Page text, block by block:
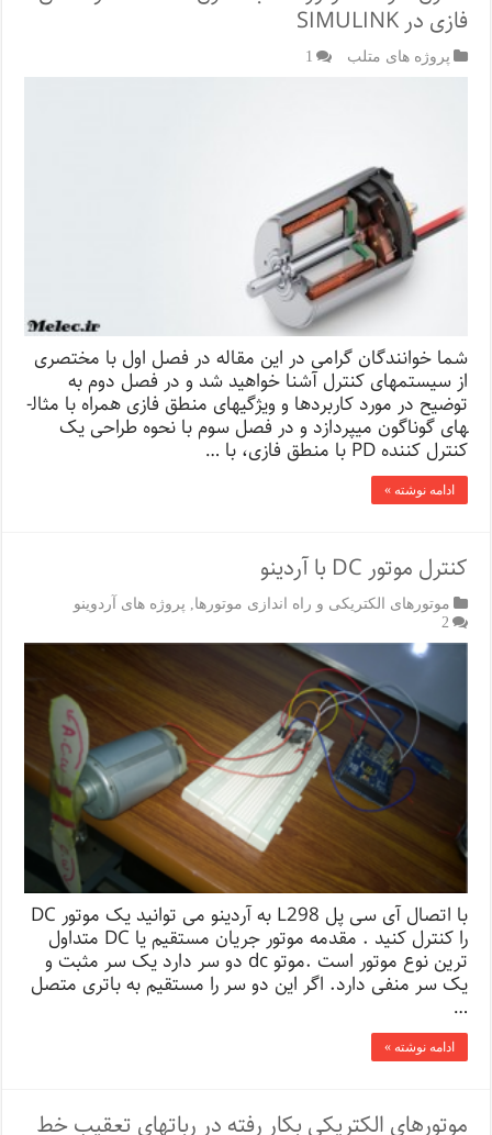
فازی در SIMULINK
پروژه های متلب 1
شما خوانندگان گرامی در این مقاله در فصل اول با مختصری
از سیستم­های کنترل آشنا خواهید شد و در فصل دوم به
توضیح در مورد کاربرد­ها و ویژگی­های منطق فازی همراه با مثال­
های گوناگون می­پردازد و در فصل سوم با نحوه طراحی یک
کنترل کننده PD با منطق فازی، با …
ادامه نوشته »
کنترل موتور DC با آردینو
موتورهای الکتریکی و راه اندازی موتورها, پروژه های آردوینو
2
با اتصال آی سی پل L298 به آردینو می توانید یک موتور DC
را کنترل کنید . مقدمه موتور جریان مستقیم یا DC متداول
ترین نوع موتور است .موتو dc دو سر دارد یک سر مثبت و
یک سر منفی دارد. اگر این دو سر را مستقیم به باتری متصل
…
ادامه نوشته »
موتورهای الکتریکی بکار رفته در رباتهای تعقیب خط